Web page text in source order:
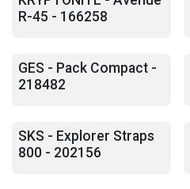
R-45 - 166258
GES - Pack Compact -
218482
SKS - Explorer Straps
800 - 202156